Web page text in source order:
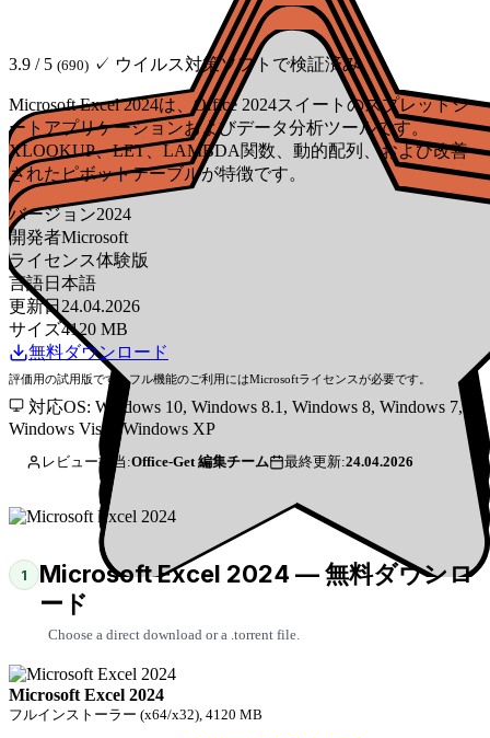
3.9 / 5 (690) ✓ ウイルス対策ソフトで検証済み
Microsoft Excel 2024は、Office 2024スイートのスプレッドシ
ートアプリケーションおよびデータ分析ツールです。
XLOOKUP、LET、LAMBDA関数、動的配列、および改善
されたピボットテーブルが特徴です。
バージョン2024
開発者Microsoft
ライセンス体験版
言語日本語
更新日 24.04.2026
サイズ4120 MB
無料ダウンロード
評価用の試用版です。フル機能のご利用にはMicrosoftライセンスが必要です。
対応OS: Windows 10, Windows 8.1, Windows 8, Windows 7,
Windows Vista, Windows XP
レビュー担当:Office-Get 編集チーム 最終更新:24.04.2026
1
Microsoft Excel 2024 — 無料ダウンロ
ード
Choose a direct download or a .torrent file.
Microsoft Excel 2024
フルインストーラー (x64/x32), 4120 MB